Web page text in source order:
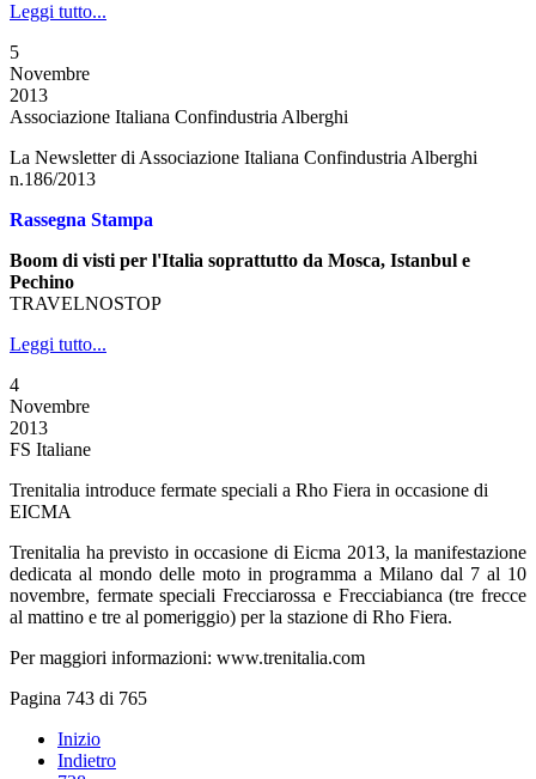
Leggi tutto...
5
Novembre
2013
Associazione Italiana Confindustria Alberghi
La Newsletter di Associazione Italiana Confindustria Alberghi
n.186/2013
Rassegna Stampa
Boom di visti per l'Italia soprattutto da Mosca, Istanbul e
Pechino
TRAVELNOSTOP
Leggi tutto...
4
Novembre
2013
FS Italiane
Trenitalia introduce fermate speciali a Rho Fiera in occasione di
EICMA
Trenitalia ha previsto in occasione di Eicma 2013, la manifestazione
dedicata al mondo delle moto in programma a Milano dal 7 al 10
novembre, fermate speciali Frecciarossa e Frecciabianca (tre frecce
al mattino e tre al pomeriggio) per la stazione di Rho Fiera.
Per maggiori informazioni: www.trenitalia.com
Pagina 743 di 765
Inizio
Indietro